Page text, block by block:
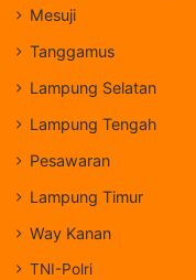
Mesuji
Tanggamus
Lampung Selatan
Lampung Tengah
Pesawaran
Lampung Timur
Way Kanan
TNI-Polri